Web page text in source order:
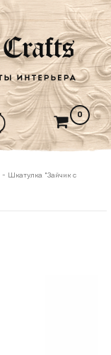
0
- Шкатулка "Зайчик с